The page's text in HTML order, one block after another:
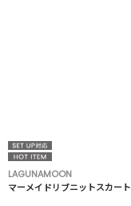
LAGUNAMOON
マーメイドリブニットスカート